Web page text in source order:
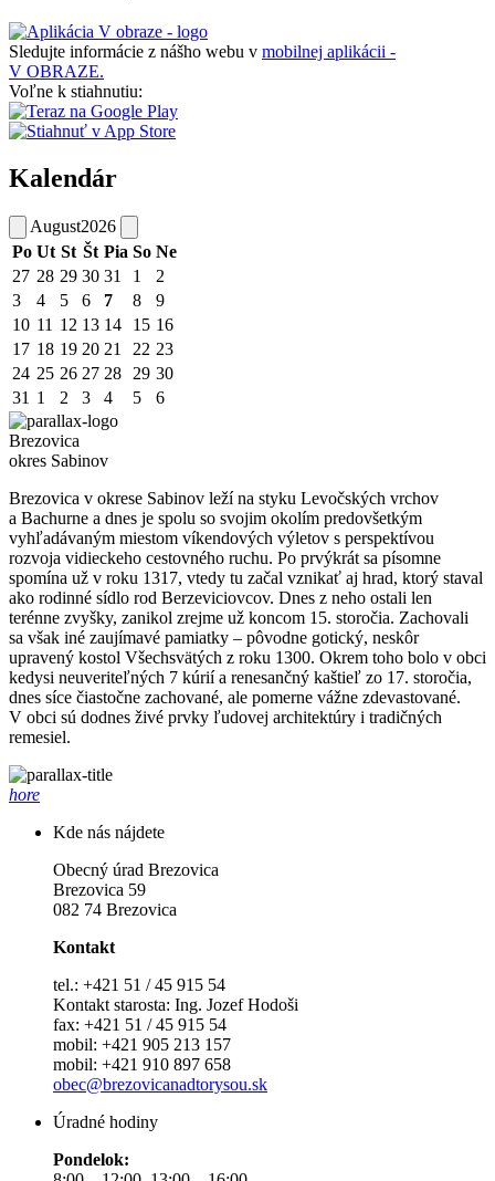
Sledujte informácie z nášho webu v mobilnej aplikácii -
V OBRAZE.
Voľne k stiahnutiu:
Kalendár
August2026
Po Ut St Št Pia So Ne
27 28 29 30 31 1
2
3
4 5 6 7 8
9
10 11 12 13 14 15 16
17 18 19 20 21 22 23
24 25 26 27 28 29 30
31 1 2 3 4 5 6
Brezovica
okres Sabinov
Brezovica v okrese Sabinov leží na styku Levočských vrchov
a Bachurne a dnes je spolu so svojim okolím predovšetkým
vyhľadávaným miestom víkendových výletov s perspektívou
rozvoja vidieckeho cestovného ruchu. Po prvýkrát sa písomne
spomína už v roku 1317, vtedy tu začal vznikať aj hrad, ktorý staval
ako rodinné sídlo rod Berzeviciovcov. Dnes z neho ostali len
terénne zvyšky, zanikol zrejme už koncom 15. storočia. Zachovali
sa však iné zaujímavé pamiatky – pôvodne gotický, neskôr
upravený kostol Všechsvätých z roku 1300. Okrem toho bolo v obci
kedysi neuveriteľných 7 kúrií a renesančný kaštieľ zo 17. storočia,
dnes síce čiastočne zachované, ale pomerne vážne zdevastované.
V obci sú dodnes živé prvky ľudovej architektúry i tradičných
remesiel.
hore
Kde nás nájdete
Obecný úrad Brezovica
Brezovica 59
082 74 Brezovica
Kontakt
tel.: +421 51 / 45 915 54
Kontakt starosta: Ing. Jozef Hodoši
fax: +421 51 / 45 915 54
mobil: +421 905 213 157
mobil: +421 910 897 658
obec@brezovicanadtorysou.sk
Úradné hodiny
Pondelok: